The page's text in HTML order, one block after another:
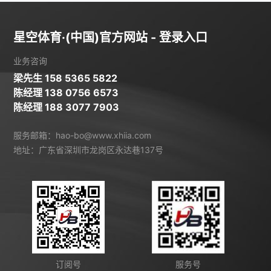
星空体育·(中国)官方网站 - 登录入口
业务咨询
梁先生 158 5365 5822
陈经理 138 0756 6573
陈经理 188 3077 7903
服务邮箱：hao-bo@www.xhiia.com
地址：广东省深圳市龙岗区永达巷137号
订阅号 服务号